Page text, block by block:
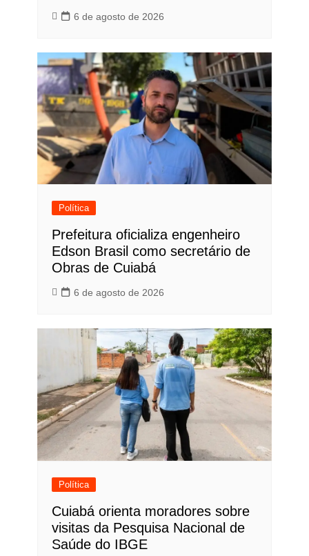
6 de agosto de 2026
Política
Prefeitura oficializa engenheiro
Edson Brasil como secretário de
Obras de Cuiabá
6 de agosto de 2026
Política
Cuiabá orienta moradores sobre
visitas da Pesquisa Nacional de
Saúde do IBGE